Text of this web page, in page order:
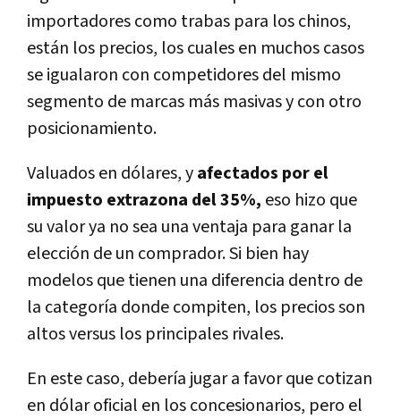
importadores como trabas para los chinos,
están los precios, los cuales en muchos casos
se igualaron con competidores del mismo
segmento de marcas más masivas y con otro
posicionamiento.
Valuados en dólares, yafectados por el
impuesto extrazona del 35%, eso hizo que
su valor ya no sea una ventaja para ganar la
elección de un comprador. Si bien hay
modelos que tienen una diferencia dentro de
la categoría donde compiten, los precios son
altos versus los principales rivales.
En este caso, debería jugar a favor que cotizan
en dólar oficial en los concesionarios, pero el